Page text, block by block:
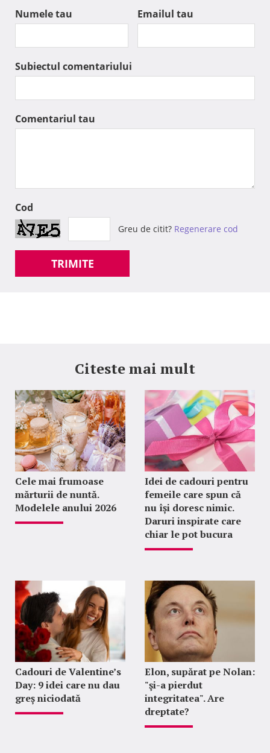
Numele tau Emailul tau
Subiectul comentariului
Comentariul tau
Cod
Greu de citit? Regenerare cod
TRIMITE
Citeste mai mult
Cele mai frumoase
mărturii de nuntă.
Modelele anului 2026
Idei de cadouri pentru
femeile care spun că
nu își doresc nimic.
Daruri inspirate care
chiar le pot bucura
Cadouri de Valentine’s
Day: 9 idei care nu dau
greș niciodată
Elon, supărat pe Nolan:
"şi-a pierdut
integritatea". Are
dreptate?